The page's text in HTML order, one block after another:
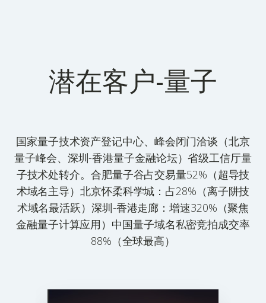
潜在客户-量子
国家量子技术资产登记中心、峰会闭门洽谈（北京
量子峰会、深圳-香港量子金融论坛）省级工信厅量
子技术处转介。合肥量子谷占交易量52%（超导技
术域名主导）北京怀柔科学城：占28%（离子阱技
术域名最活跃）深圳-香港走廊：增速320%（聚焦
金融量子计算应用）中国量子域名私密竞拍成交率
88%（全球最高）